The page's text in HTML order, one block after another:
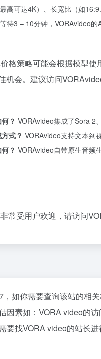
高可达4K）、长宽比（如
待3 – 10分钟，VORAvideo
格策略可能会根据模型
机会。建议访问
？ VORAvideo集成了Sora 2
式？ VORAvideo支持文本到
？ VORAvideo自带原生音频
常受用户欢迎，请访问
如你需要查询该站的相
因素如：VORA video的
要找VORA video的站长